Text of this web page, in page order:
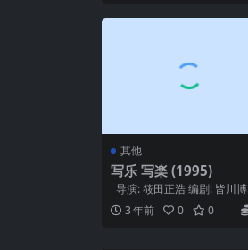
其他
写乐 写楽 (1995)
导演: 筱田正浩 编剧: 皆川博
子 / 筱田正浩 / 堺正俊 / ...
3 年前 0 0